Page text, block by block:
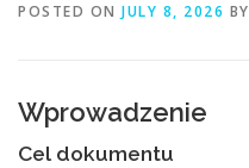
POSTED ON JULY 8, 2026 BY
Wprowadzenie
Cel dokumentu